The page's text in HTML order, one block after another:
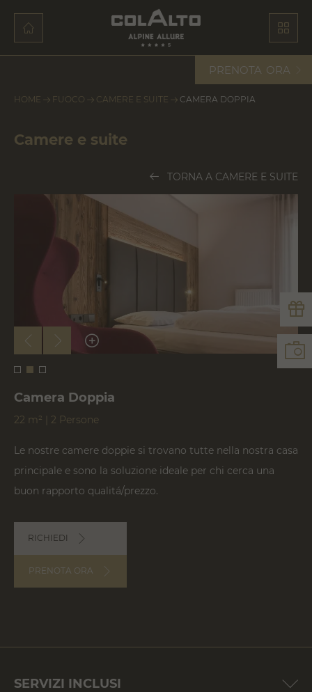
PRENOTA ORA
HOME FUOCO CAMERE E SUITE CAMERA DOPPIA
Camere e suite
TORNA A CAMERE E SUITE
Camera Doppia
22 m² | 2 Persone
Le nostre camere doppie si trovano tutte nella nostra casa
principale e sono la soluzione ideale per chi cerca una
buon rapporto qualitá/prezzo.
RICHIEDI
PRENOTA ORA
SERVIZI INCLUSI